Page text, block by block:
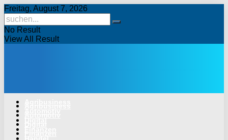
Freitag, August 7, 2026
No Result
View All Result